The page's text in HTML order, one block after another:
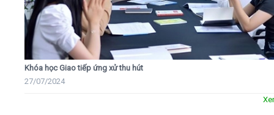
Khóa học Giao tiếp ứng xử thu hút
27/07/2024